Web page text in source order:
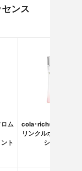
ンス
ム
ト
cola･rich(コラリッチ)
リンクルホワイトロー
ション